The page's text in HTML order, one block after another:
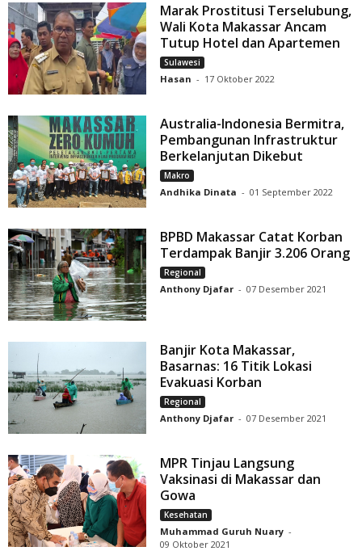
Marak Prostitusi Terselubung,
Wali Kota Makassar Ancam
Tutup Hotel dan Apartemen
Sulawesi
Hasan - 17 Oktober 2022
Australia-Indonesia Bermitra,
Pembangunan Infrastruktur
Berkelanjutan Dikebut
Makro
Andhika Dinata - 01 September 2022
BPBD Makassar Catat Korban
Terdampak Banjir 3.206 Orang
Regional
Anthony Djafar - 07 Desember 2021
Banjir Kota Makassar,
Basarnas: 16 Titik Lokasi
Evakuasi Korban
Regional
Anthony Djafar - 07 Desember 2021
MPR Tinjau Langsung
Vaksinasi di Makassar dan
Gowa
Kesehatan
Muhammad Guruh Nuary -
09 Oktober 2021